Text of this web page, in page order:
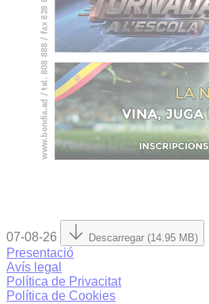
07-08-26 Descarregar (14.95 MB)
Presentació
Avís legal
Política de Privacitat
Política de Cookies